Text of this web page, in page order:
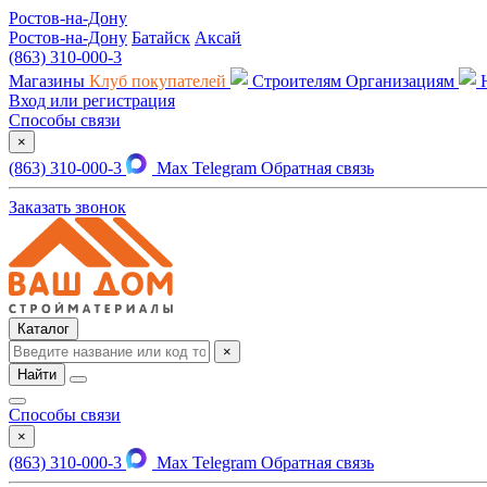
Ростов-на-Дону
Ростов-на-Дону Батайск Аксай
(863) 310-000-3
Магазины Клуб покупателей Строителям Организациям
Вход или регистрация
Способы связи
×
(863) 310-000-3 Max Telegram Обратная связь
Заказать звонок
Каталог
×
Найти
Способы связи
×
(863) 310-000-3 Max Telegram Обратная связь